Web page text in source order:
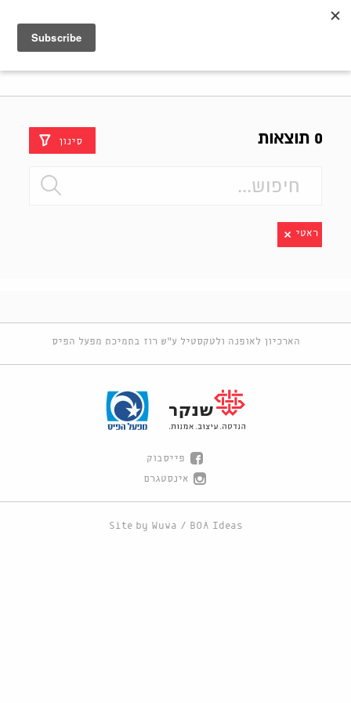
0 תוצאות סינון
ראטי
הארכיון לאופנה ולטקסטיל ע"ש רוז בתמיכת מפעל הפיס
פייסבוק
אינסטגרם
Site by Wuwa / BOA Ideas